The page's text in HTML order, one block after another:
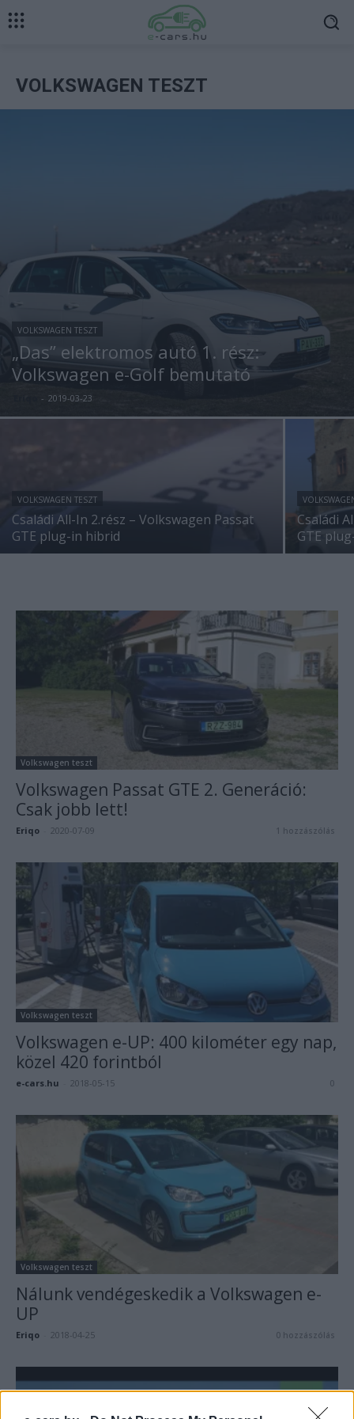
VOLKSWAGEN TESZT
VOLKSWAGEN TESZT
„Das” elektromos autó 1. rész:
Volkswagen e-Golf bemutató
- 2019-03-23
VOLKSWAGEN TESZT
Családi All-In 2.rész – Volkswagen Passat
GTE plug-in hibrid
Családi
GTE
Volkswagen teszt
Volkswagen Passat GTE 2. Generáció:
Csak jobb lett!
Eriqo 2020-07-09 1 hozzászólás
Volkswagen teszt
Volkswagen e-UP: 400 kilométer egy nap,
közel 420 forintból
e-cars.hu 2018-05-15 0
Volkswagen teszt
Nálunk vendégeskedik a Volkswagen e-
UP
Eriqo 2018-04-25 0 hozzászólás